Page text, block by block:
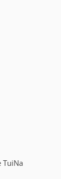
TuiNa